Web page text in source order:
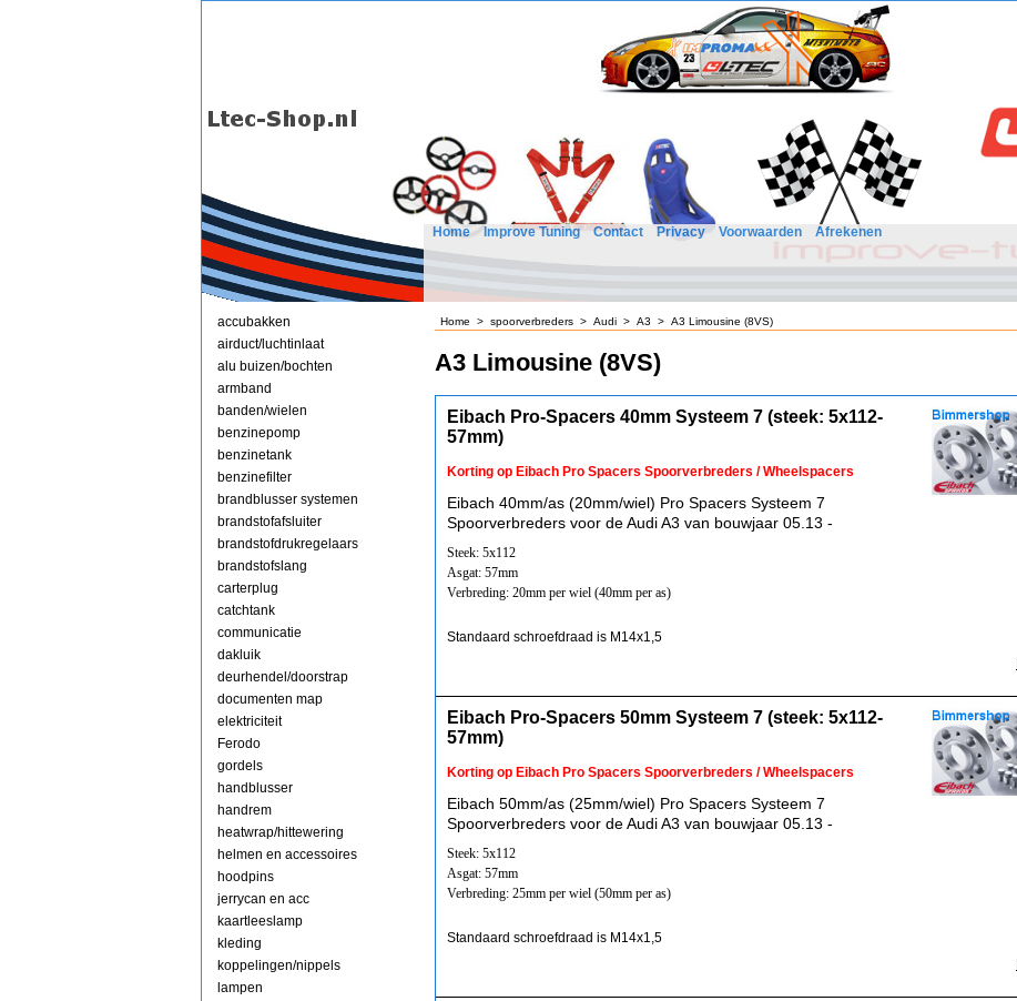
Home Improve Tuning Contact Privacy Voorwaarden Afrekenen
accubakken
airduct/luchtinlaat
alu buizen/bochten
armband
banden/wielen
benzinepomp
benzinetank
benzinefilter
brandblusser systemen
brandstofafsluiter
brandstofdrukregelaars
brandstofslang
carterplug
catchtank
communicatie
dakluik
deurhendel/doorstrap
documenten map
elektriciteit
Ferodo
gordels
handblusser
handrem
heatwrap/hittewering
helmen en accessoires
hoodpins
jerrycan en acc
kaartleeslamp
kleding
koppelingen/nippels
lampen
Home > spoorverbreders > Audi > A3 > A3 Limousine (8VS)
A3 Limousine (8VS)
Eibach Pro-Spacers 40mm Systeem 7 (steek: 5x112-
57mm)
Korting op Eibach Pro Spacers Spoorverbreders / Wheelspacers
Eibach 40mm/as (20mm/wiel) Pro Spacers Systeem 7
Spoorverbreders voor de Audi A3 van bouwjaar 05.13 -
Steek: 5x112
Asgat: 57mm
Verbreding: 20mm per wiel (40mm per as)
Standaard schroefdraad is M14x1,5
Eibach Pro-Spacers 50mm Systeem 7 (steek: 5x112-
57mm)
Korting op Eibach Pro Spacers Spoorverbreders / Wheelspacers
Eibach 50mm/as (25mm/wiel) Pro Spacers Systeem 7
Spoorverbreders voor de Audi A3 van bouwjaar 05.13 -
Steek: 5x112
Asgat: 57mm
Verbreding: 25mm per wiel (50mm per as)
Standaard schroefdraad is M14x1,5